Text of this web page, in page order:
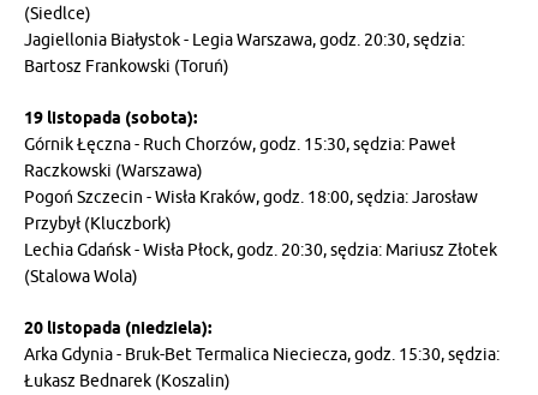
(Siedlce)
Jagiellonia Białystok - Legia Warszawa, godz. 20:30, sędzia:
Bartosz Frankowski (Toruń)
19 listopada (sobota):
Górnik Łęczna - Ruch Chorzów, godz. 15:30, sędzia: Paweł
Raczkowski (Warszawa)
Pogoń Szczecin - Wisła Kraków, godz. 18:00, sędzia: Jarosław
Przybył (Kluczbork)
Lechia Gdańsk - Wisła Płock, godz. 20:30, sędzia: Mariusz Złotek
(Stalowa Wola)
20 listopada (niedziela):
Arka Gdynia - Bruk-Bet Termalica Nieciecza, godz. 15:30, sędzia:
Łukasz Bednarek (Koszalin)